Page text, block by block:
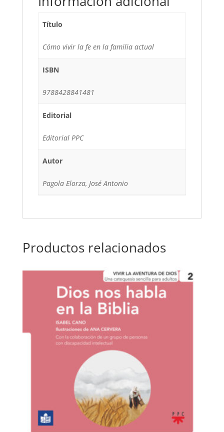
Título
Cómo vivir la fe en la familia actual
ISBN
9788428841481
Editorial
Editorial PPC
Autor
Pagola Elorza, José Antonio
Productos relacionados